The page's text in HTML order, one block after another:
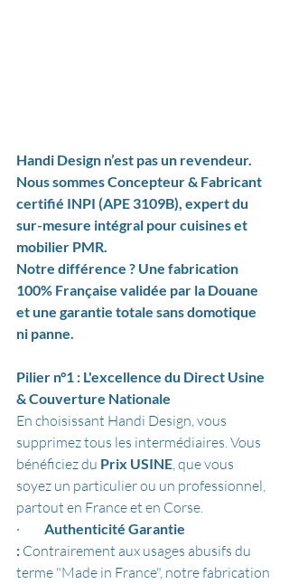
Handi Design n’est pas un revendeur.
Nous sommes Concepteur & Fabricant
certifié INPI (APE 3109B), expert du
sur-mesure intégral pour cuisines et
mobilier PMR.
Notre différence ? Une fabrication
100% Française validée par la Douane
et une garantie totale sans domotique
ni panne.
Pilier n°1 : L'excellence du Direct Usine
& Couverture Nationale
En choisissant Handi Design, vous
supprimez tous les intermédiaires. Vous
bénéficiez du Prix USINE, que vous
soyez un particulier ou un professionnel,
partout en France et en Corse.
· Authenticité Garantie
: Contrairement aux usages abusifs du
terme "Made in France", notre fabrication